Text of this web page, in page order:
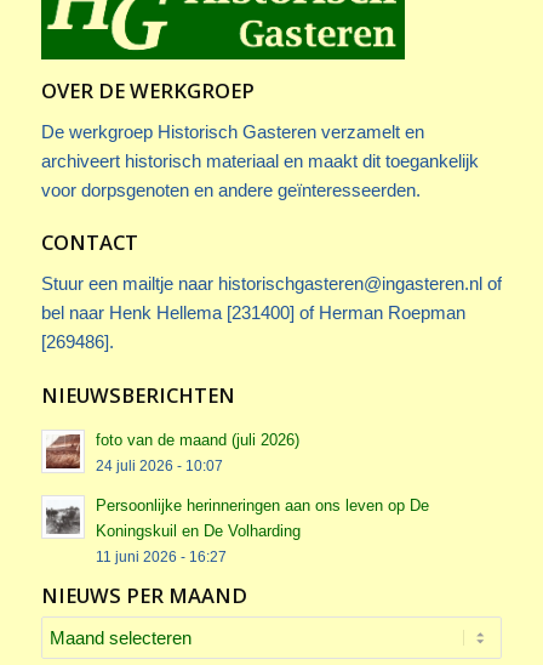
OVER DE WERKGROEP
De werkgroep Historisch Gasteren verzamelt en
archiveert historisch materiaal en maakt dit toegankelijk
voor dorpsgenoten en andere geïnteresseerden.
CONTACT
Stuur een mailtje naar historischgasteren@ingasteren.nlof
bel naar Henk Hellema [231400] of Herman Roepman
[269486].
NIEUWSBERICHTEN
foto van de maand (juli 2026)
24 juli 2026 - 10:07
Persoonlijke herinneringen aan ons leven op De
Koningskuil en De Volharding
11 juni 2026 - 16:27
NIEUWS PER MAAND